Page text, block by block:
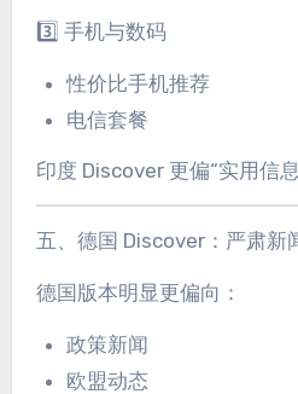
3️⃣ 手机与数码
性价比手机推荐
电信套餐
印度 Discover 更偏“实用信息
五、德国 Discover：严肃新
德国版本明显更偏向：
政策新闻
欧盟动态